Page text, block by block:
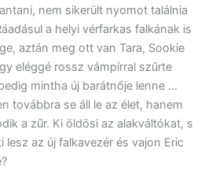
nem sikerült nyomot találnia
a helyi vérfarkas falkának is
aztán meg ott van Tara, Sookie
eléggé rossz vámpírral szűrte
mintha új barátnője lenne …
továbbra se áll le az élet, hanem
a zűr. Ki öldösi az alakváltókat, s
lesz az új falkavezér és vajon Eric